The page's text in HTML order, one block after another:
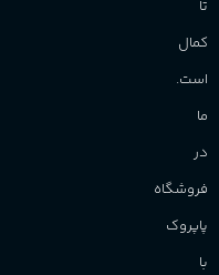
تا
کمال
است.
ما
در
فروشگاه
پاپروک
با